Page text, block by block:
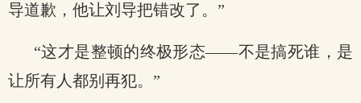
导道歉，他让刘导把错改了。”
“这才是整顿的终极形态——不是搞死谁，是
让所有人都别再犯。”